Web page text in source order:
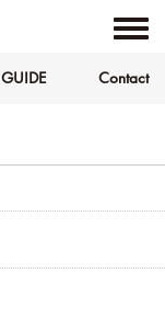
GUIDE Contact